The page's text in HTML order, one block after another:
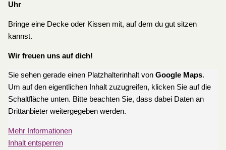
Uhr
Bringe eine Decke oder Kissen mit, auf dem du gut sitzen
kannst.
Wir freuen uns auf dich!
Sie sehen gerade einen Platzhalterinhalt von Google Maps.
Um auf den eigentlichen Inhalt zuzugreifen, klicken Sie auf die
Schaltfläche unten. Bitte beachten Sie, dass dabei Daten an
Drittanbieter weitergegeben werden.
Mehr Informationen
Inhalt entsperren